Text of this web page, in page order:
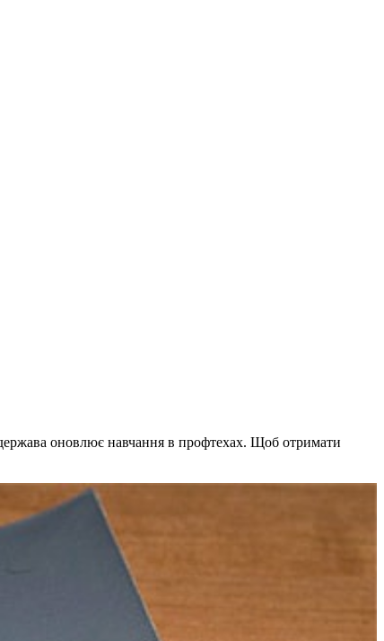
держава оновлює навчання в профтехах. Щоб отримати